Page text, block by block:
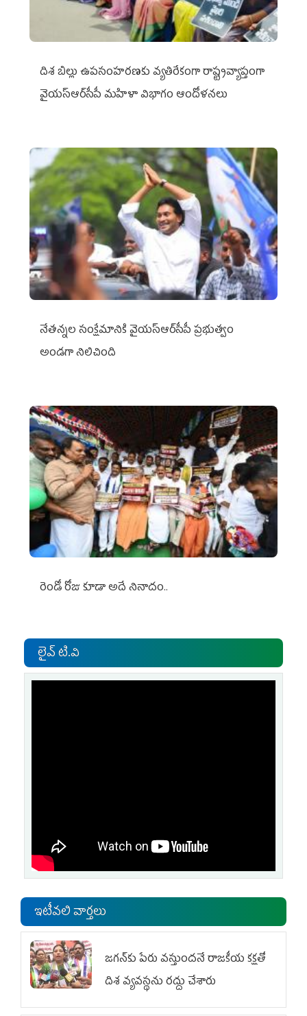
దిశ బిల్లు ఉపసంహరణకు వ్యతిరేకంగా రాష్ట్రవ్యాప్తంగా
వైయ‌స్ఆర్‌సీపీ మహిళా విభాగం ఆందోళనలు
నేతన్నల సంక్షేమానికి వైయ‌స్ఆర్‌సీపీ ప్రభుత్వం
అండగా నిలిచింది
రెండో రోజు కూడా అదే నినాదం..
లైవ్ టి.వి
ఇటీవలి వార్తలు
జగన్‌కు పేరు వస్తుందనే రాజకీయ కక్షతో
దిశ వ్య‌వ‌స్థ‌ను రద్దు చేశారు